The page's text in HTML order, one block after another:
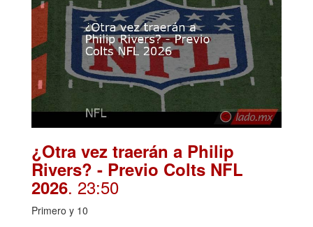
¿Otra vez traerán a Philip
Rivers? - Previo Colts NFL
2026. 23:50
Primero y 10